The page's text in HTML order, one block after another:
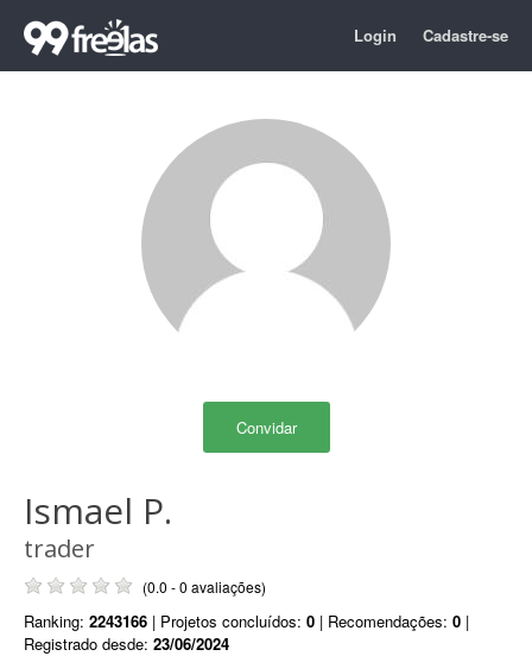
Login Cadastre-se
Convidar
Ismael P.
trader
(0.0 - 0 avaliações)
Ranking: 2243166 | Projetos concluídos: 0 | Recomendações: 0 |
Registrado desde: 23/06/2024